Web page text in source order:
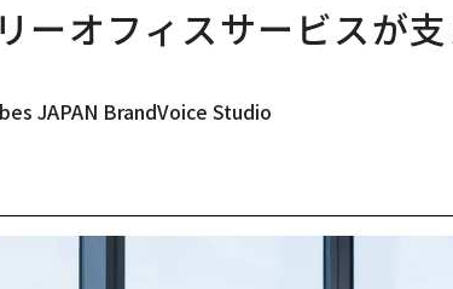
ーオフィスサービスが
JAPAN BrandVoice Studio